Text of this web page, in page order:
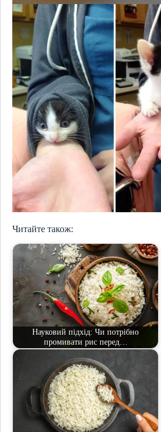
Читайте також:
Науковий підхід: Чи потрібно
промивати рис перед…